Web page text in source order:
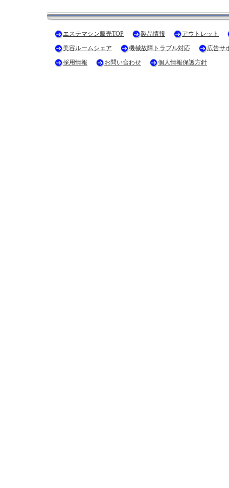
エステマシン販売TOP 製品情報
アウトレット
美容ルームシェア
機械故障トラブル対応
広告サ
採用情報
お問い合わせ 個人情報保護方針